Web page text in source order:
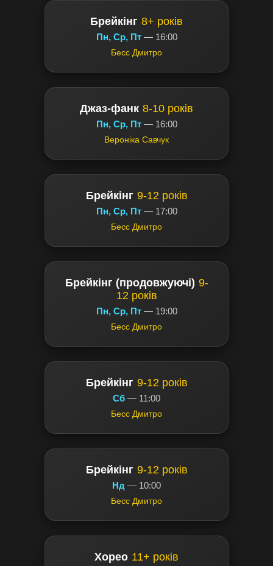
Брейкінг 8+ років
Пн, Ср, Пт— 16:00
Бесс Дмитро
Джаз-фанк 8-10 років
Пн, Ср, Пт— 16:00
Вероніка Савчук
Брейкінг 9-12 років
Пн, Ср, Пт— 17:00
Бесс Дмитро
Брейкінг (продовжуючі) 9-
12 років
Пн, Ср, Пт— 19:00
Бесс Дмитро
Брейкінг 9-12 років
Сб — 11:00
Бесс Дмитро
Брейкінг 9-12 років
Нд — 10:00
Бесс Дмитро
Хорео 11+ років